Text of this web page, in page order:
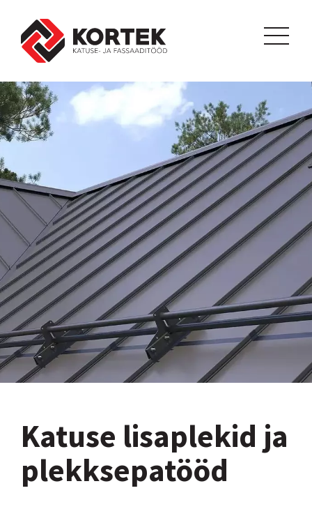
Katuse lisaplekid ja
plekksepatööd